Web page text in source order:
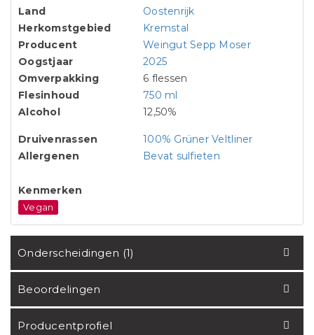
Land
Oostenrijk
Herkomstgebied
Kremstal
Producent
Weingut Sepp Moser
Oogstjaar
2025
Omverpakking
6 flessen
Flesinhoud
750 ml
Alcohol
12,50%
Druivenrassen
100% Grüner Veltliner
Allergenen
Bevat sulfieten
Kenmerken
Vegan
Onderscheidingen (1)
Beoordelingen
Producentprofiel